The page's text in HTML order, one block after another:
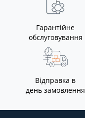
Гарантійне
обслуговування
Відправка в
день замовлення